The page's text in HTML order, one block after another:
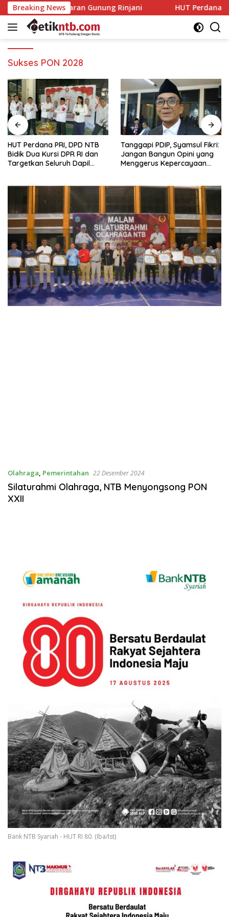
Langsung
ke
konten
Breaking News
Kebakaran Gunung Rinjani HUT Perdana PRI,
Sukses PON 2028
HUT Perdana PRI, DPD NTB
Bidik Dua Kursi DPR RI dan
Targetkan Seluruh Dapil
Tanggapi PDIP, Syamsul Fikri:
Jangan Bangun Opini yang
Menggerus Kepercayaan
Olahraga, Pemerintahan 22 Desember 2024
Silaturahmi Olahraga, NTB Menyongsong PON
XXII
Bank NTB Syariah - HUT RI 80. (Iba/Ist)